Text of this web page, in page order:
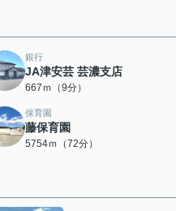
銀行
JA津安芸 芸濃支店
667ｍ（9分）
保育園
藤保育園
5754ｍ（72分）